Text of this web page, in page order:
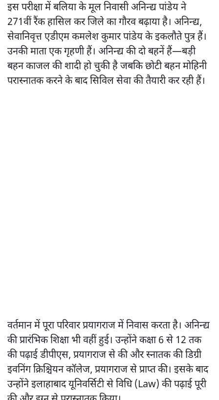
इस परीक्षा में बलिया के मूल निवासी अनिन्द्य पांडेय ने
271वीं रैंक हासिल कर जिले का गौरव बढ़ाया है। अनिन्द्य,
सेवानिवृत्त एडीएम कमलेश कुमार पांडेय के इकलौते पुत्र हैं।
उनकी माता एक गृहणी हैं। अनिन्द्य की दो बहनें हैं—बड़ी
बहन काजल की शादी हो चुकी है जबकि छोटी बहन मोहिनी
परास्नातक करने के बाद सिविल सेवा की तैयारी कर रही हैं।
वर्तमान में पूरा परिवार प्रयागराज में निवास करता है। अनिन्द्य
की प्रारंभिक शिक्षा भी वहीं हुई। उन्होंने कक्षा 6 से 12 तक
की पढ़ाई डीपीएस, प्रयागराज से की और स्नातक की डिग्री
इवनिंग क्रिश्चियन कॉलेज, प्रयागराज से प्राप्त की। इसके बाद
उन्होंने इलाहाबाद यूनिवर्सिटी से विधि (Law) की पढ़ाई पूरी